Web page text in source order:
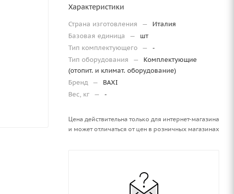
Характеристики
Страна изготовления —
Италия
Базовая единица
—
шт
Тип комплектующего —
-
Тип оборудования
—
Комплектующие
(отопит. и климат. оборудование)
Бренд —
BAXI
Вес, кг — -
Цена действительна только для интернет-магазина
и может отличаться от цен в розничных магазинах